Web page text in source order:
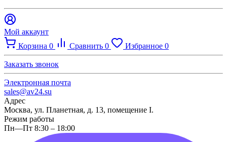
Мой аккаунт
Корзина 0 Сравнить 0 Избранное 0
Заказать звонок
Электронная почта
sales@av24.su
Адрес
Москва, ул. Планетная, д. 13, помещение I.
Режим работы
Пн—Пт 8:30 – 18:00